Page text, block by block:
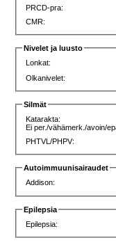
PRCD-pra:
CMR:
Nivelet ja luusto
Lonkat:
Olkanivelet:
Silmät
Katarakta:
Ei per./vähämerk./avoin/
PHTVL/PHPV:
Autoimmuunisairaudet
Addison:
Epilepsia
Epilepsia: